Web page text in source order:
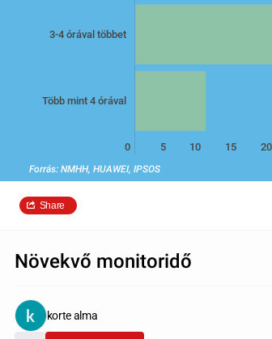
3-4 órával többet
Több mint 4 órával
0 5 10 15 20
Forrás: NMHH, HUAWEI, IPSOS
Share
Növekvő monitoridő
korte alma